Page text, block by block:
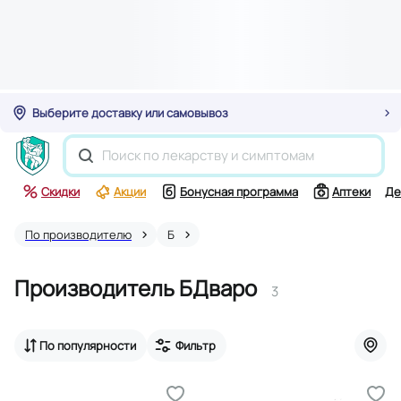
Выберите доставку или самовывоз
Скидки Акции Бонусная программа Аптеки
По производителю Б
Производитель БДваро 3
По популярности Фильтр